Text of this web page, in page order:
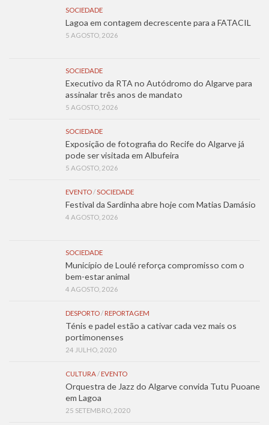
SOCIEDADE
Lagoa em contagem decrescente para a FATACIL
5 AGOSTO, 2026
SOCIEDADE
Executivo da RTA no Autódromo do Algarve para
assinalar três anos de mandato
5 AGOSTO, 2026
SOCIEDADE
Exposição de fotografia do Recife do Algarve já
pode ser visitada em Albufeira
5 AGOSTO, 2026
EVENTO / SOCIEDADE
Festival da Sardinha abre hoje com Matias Damásio
4 AGOSTO, 2026
SOCIEDADE
Município de Loulé reforça compromisso com o
bem-estar animal
4 AGOSTO, 2026
DESPORTO / REPORTAGEM
Ténis e padel estão a cativar cada vez mais os
portimonenses
24 JULHO, 2020
CULTURA / EVENTO
Orquestra de Jazz do Algarve convida Tutu Puoane
em Lagoa
25 SETEMBRO, 2020